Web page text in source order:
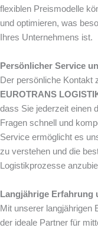
flexiblen Preismodelle
und optimieren, was
Ihres Unternehmens ist.
Persönlicher Service
Der persönliche Kontakt
EUROTRANS
dass Sie jederzeit einen
Fragen schnell und
Service ermöglicht es
zu verstehen und die
Logistikprozesse
Langjährige Erfahrung
Mit unserer langjährigen
der ideale Partner für